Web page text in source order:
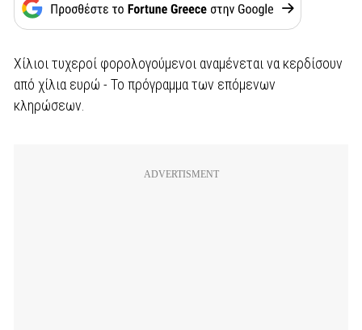
Χίλιοι τυχεροί φορολογούμενοι αναμένεται να κερδίσουν
από χίλια ευρώ - Το πρόγραμμα των επόμενων
κληρώσεων.